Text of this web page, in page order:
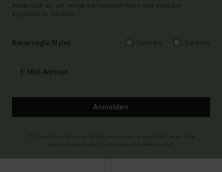
Melde dich an, um immer die neuesten News und exklusive
Angebote zu erhalten.
Bevorzugte Styles
Anmelden